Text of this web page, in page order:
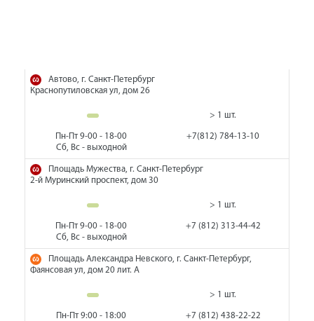
Автово, г. Санкт-Петербург
Краснопутиловская ул, дом 26
> 1 шт.
Пн-Пт 9-00 - 18-00
Сб, Вс - выходной
+7(812) 784-13-10
Площадь Мужества, г. Санкт-Петербург
2-й Муринский проспект, дом 30
> 1 шт.
Пн-Пт 9-00 - 18-00
Сб, Вс - выходной
+7 (812) 313-44-42
Площадь Александра Невского, г. Санкт-Петербург,
Фаянсовая ул, дом 20 лит. А
> 1 шт.
Пн-Пт 9:00 - 18:00
+7 (812) 438-22-22